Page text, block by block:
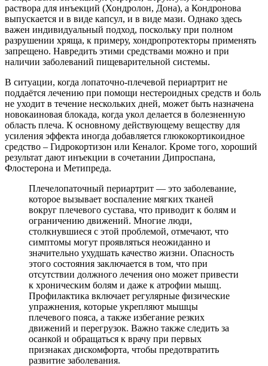
раствора для инъекций (Хондролон, Дона), а Кондронова
выпускается и в виде капсул, и в виде мази. Однако здесь
важен индивидуальный подход, поскольку при полном
разрушении хряща, к примеру, хондропротекторы применять
запрещено. Навредить этими средствами можно и при
наличии заболеваний пищеварительной системы.
В ситуации, когда лопаточно-плечевой периартрит не
поддаётся лечению при помощи нестероидных средств и боль
не уходит в течение нескольких дней, может быть назначена
новокаиновая блокада, когда укол делается в болезненную
область плеча. К основному действующему веществу для
усиления эффекта иногда добавляется глюкокортикоидное
средство – Гидрокортизон или Кеналог. Кроме того, хороший
результат дают инъекции в сочетании Дипроспана,
Флостерона и Метипреда.
Плечелопаточный периартрит — это заболевание,
которое вызывает воспаление мягких тканей
вокруг плечевого сустава, что приводит к болям и
ограничению движений. Многие люди,
столкнувшиеся с этой проблемой, отмечают, что
симптомы могут проявляться неожиданно и
значительно ухудшать качество жизни. Опасность
этого состояния заключается в том, что при
отсутствии должного лечения оно может привести
к хроническим болям и даже к атрофии мышц.
Профилактика включает регулярные физические
упражнения, которые укрепляют мышцы
плечевого пояса, а также избегание резких
движений и перегрузок. Важно также следить за
осанкой и обращаться к врачу при первых
признаках дискомфорта, чтобы предотвратить
развитие заболевания.